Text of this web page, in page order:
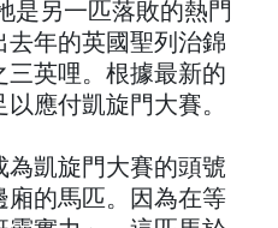
是另一匹落敗的熱門
年的英國聖列治錦
英哩。根據最新的
應付凱旋門大賽。
為凱旋門大賽的頭號
廂的馬匹。因為在等